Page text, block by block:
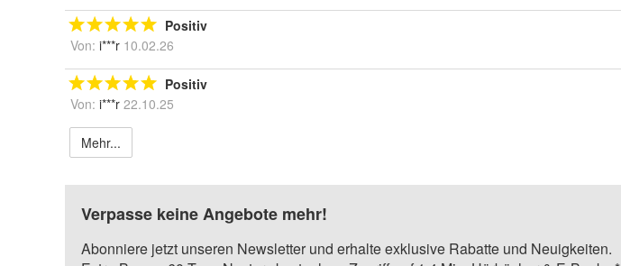
Positiv
Von: i***r 10.02.26
Positiv
Von: i***r 22.10.25
Mehr...
Verpasse keine Angebote mehr!
Abonniere jetzt unseren Newsletter und erhalte exklusive Rabatte und Neuigkeiten.